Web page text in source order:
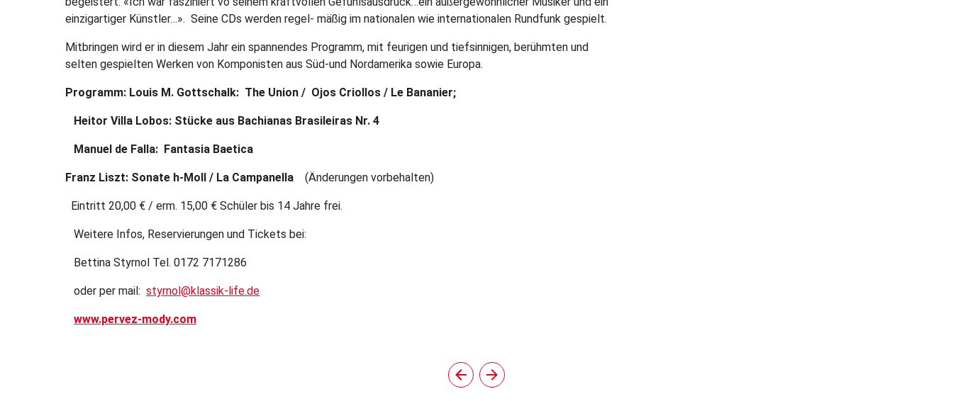
einzigartiger Künstler…». Seine CDs werden regel- mäßig im nationalen wie internationalen Rundfunk gespielt.
Mitbringen wird er in diesem Jahr ein spannendes Programm, mit feurigen und tiefsinnigen, berühmten und
selten gespielten Werken von Komponisten aus Süd-und Nordamerika sowie Europa.
Programm: Louis M. Gottschalk: The Union / Ojos Criollos / Le Bananier;
Heitor Villa Lobos: Stücke aus Bachianas Brasileiras Nr. 4
Manuel de Falla: Fantasia Baetica
Franz Liszt: Sonate h-Moll / La Campanella (Änderungen vorbehalten)
Eintritt 20,00 € / erm. 15,00 € Schüler bis 14 Jahre frei.
Weitere Infos, Reservierungen und Tickets bei:
Bettina Styrnol Tel. 0172 7171286
oder per mail: styrnol@klassik-life.de
www.pervez-mody.com